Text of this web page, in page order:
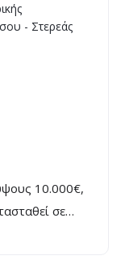
- Στερεάς
10.000€,
σε